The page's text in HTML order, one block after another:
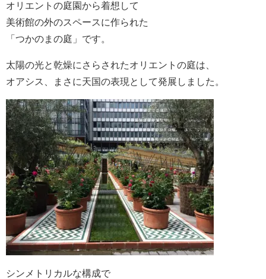
オリエントの庭園から着想して
美術館の外のスペースに作られた
「つかのまの庭」です。
太陽の光と乾燥にさらされたオリエントの庭は、
オアシス、まさに天国の表現として発展しました。
シンメトリカルな構成で